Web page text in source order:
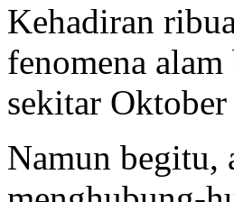
Kehadiran
fenomena
sekitar
Namun begitu,